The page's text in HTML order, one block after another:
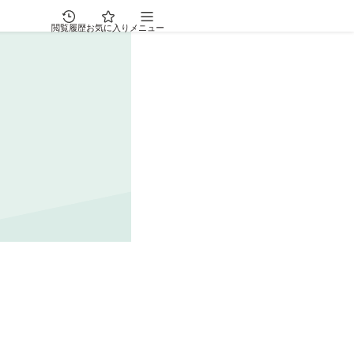
閲覧履歴お気に入り メニュー